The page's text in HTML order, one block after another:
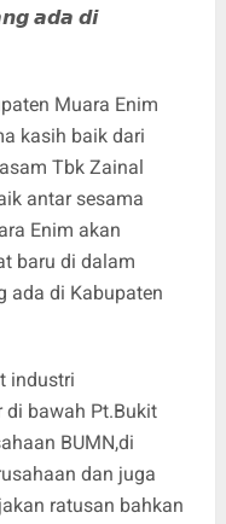
𝙖𝙙𝙖 𝙙𝙞
Muara Enim
kasih baik dari
Tbk Zainal
antar sesama
Enim akan
baru di dalam
ada di Kabupaten
industri
di bawah Pt.Bukit
BUMN,di
dan juga
ratusan bahkan